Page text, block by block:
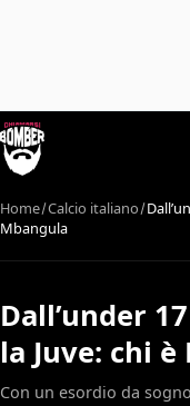
Home Calcio italiano
Mbangula
Dall’under
la Juve: chi
Con un esordio da